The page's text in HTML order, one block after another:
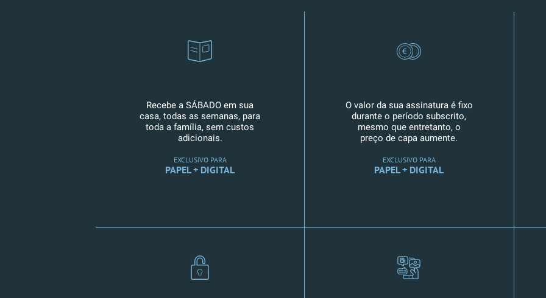
Recebe a SÁBADO em sua
casa, todas as semanas, para
toda a família, sem custos
adicionais.
EXCLUSIVO PARA
PAPEL + DIGITAL
O valor da sua assinatura é fixo
durante o período subscrito,
mesmo que entretanto, o
preço de capa aumente.
EXCLUSIVO PARA
PAPEL + DIGITAL